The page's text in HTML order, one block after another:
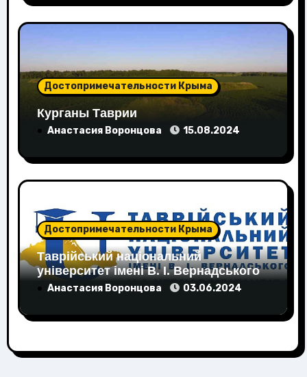
Достопримечательности Крыма
Курганы Таврии
Анастасия Воронцова 15.08.2024
Достопримечательности Крыма
Таврійський національний
університет імені В. І. Вернадського
Анастасия Воронцова 03.06.2024